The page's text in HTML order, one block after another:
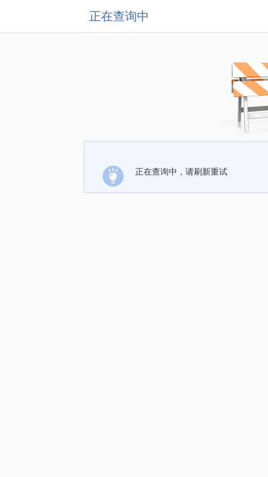
正在查询中
正在查询中，请刷新重试